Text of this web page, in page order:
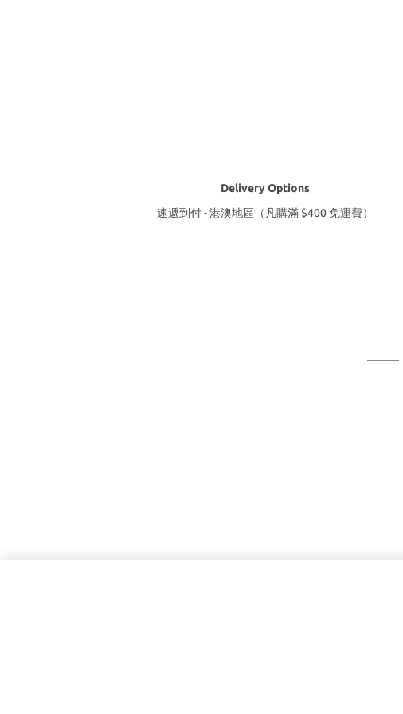
Delivery Options
速遞到付 - 港澳地區（凡購滿 $400 免運費）